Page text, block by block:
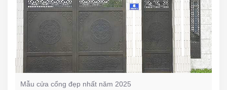
Mẫu cửa cổng đẹp nhất năm 2025